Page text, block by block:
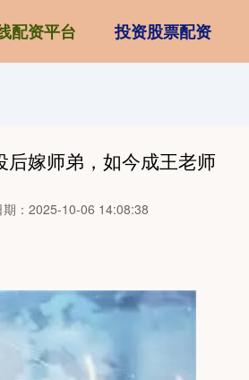
配资平台 投资股票配资
嫁师弟，如今成王老师
期：2025-10-06 14:08:38